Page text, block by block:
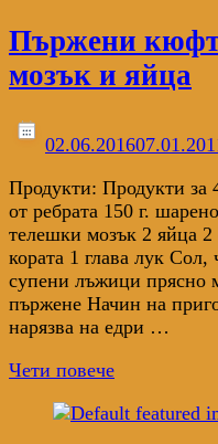
Пържени
мозък и яйца
02.06.2016
Продукти: Продукти за
от ребрата 150 г.
телешки мозък 2 яйца
кората 1 глава лук
супени лъжици прясно
пържене Начин на
нарязва на едри …
Чети повече